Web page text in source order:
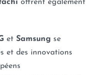
offrent également
et Samsung se
et des innovations